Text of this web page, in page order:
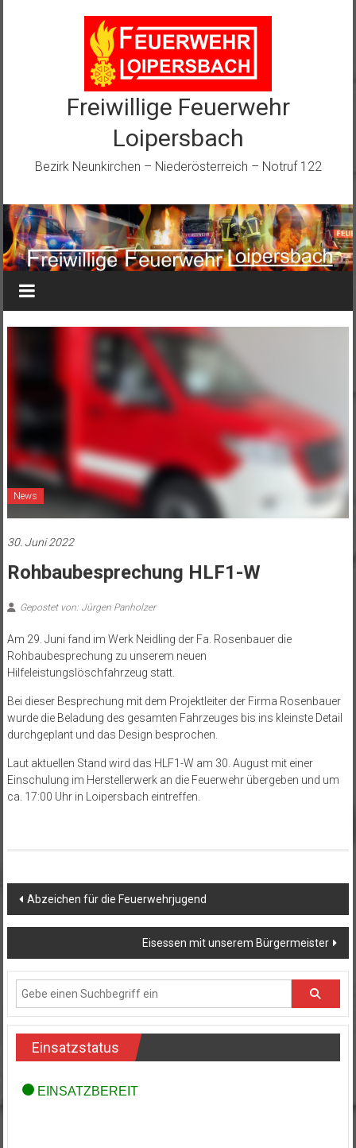
Freiwillige Feuerwehr
Loipersbach
Bezirk Neunkirchen – Niederösterreich – Notruf 122
News
30. Juni 2022
Rohbaubesprechung HLF1-W
Gepostet von: Jürgen Panholzer
Am 29. Juni fand im Werk Neidling der Fa. Rosenbauer die
Rohbaubesprechung zu unserem neuen
Hilfeleistungslöschfahrzeug statt.
Bei dieser Besprechung mit dem Projektleiter der Firma Rosenbauer
wurde die Beladung des gesamten Fahrzeuges bis ins kleinste Detail
durchgeplant und das Design besprochen.
Laut aktuellen Stand wird das HLF1-W am 30. August mit einer
Einschulung im Herstellerwerk an die Feuerwehr übergeben und um
ca. 17:00 Uhr in Loipersbach eintreffen.
Beitragsnavigation
Abzeichen für die Feuerwehrjugend
Eisessen mit unserem Bürgermeister
Einsatzstatus